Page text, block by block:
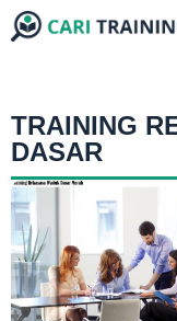
TRAINING
DASAR